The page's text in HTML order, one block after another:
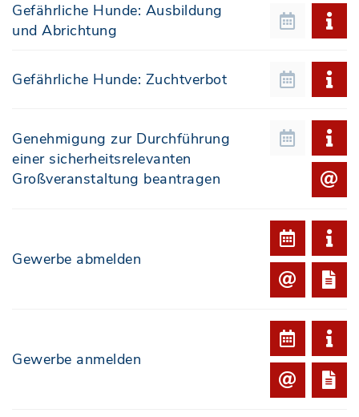
Gefährliche Hunde: Ausbildung
und Abrichtung
Gefährliche Hunde: Zuchtverbot
Genehmigung zur Durchführung
einer sicherheitsrelevanten
Großveranstaltung beantragen
Gewerbe abmelden
Gewerbe anmelden